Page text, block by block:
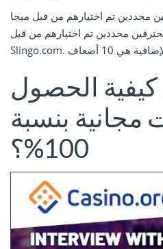
محددين تم اختيارهم من قبل ميجا
محددين تم اختيارهم من قبل
الحصول
مجانية بنسبة
100%؟